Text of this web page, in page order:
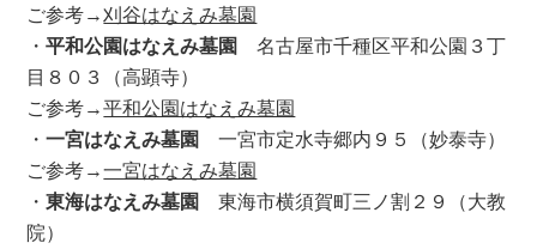
ご参考→刈谷はなえみ墓園
・平和公園はなえみ墓園 名古屋市千種区平和公園３丁
目８０３（高顕寺）
ご参考→平和公園はなえみ墓園
・一宮はなえみ墓園 一宮市定水寺郷内９５（妙泰寺）
ご参考→一宮はなえみ墓園
・東海はなえみ墓園 東海市横須賀町三ノ割２９（大教
院）